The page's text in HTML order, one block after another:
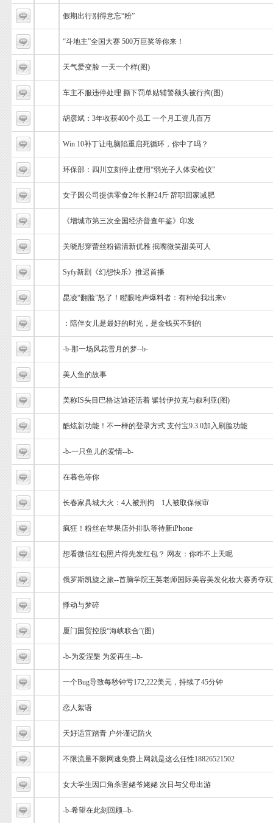
假期出行别得意忘“粉”
“斗地主”全国大赛 500万巨奖等你来！
天气爱变脸 一天一个样(图)
车主不服违停处理 撕下罚单贴辅警额头被行拘(图)
胡彦斌：3年收获400个员工 一个月工资几百万
Win 10补丁让电脑陷重启死循环，你中了吗？
环保部：四川立刻停止使用“弱光子人体安检仪”
女子因公司提供零食2年长胖24斤 辞职回家减肥
《增城市第三次全国经济普查年鉴》印发
关晓彤穿蕾丝粉裙清新优雅 抿嘴微笑甜美可人
Syfy新剧《幻想快乐》推迟首播
昆凌“翻脸”怒了！瞪眼呛声爆料者：有种给我出来v
：陪伴女儿是最好的时光，是金钱买不到的
-b-那一场风花雪月的梦--b-
美人鱼的故事
美称IS头目巴格达迪还活着 辗转伊拉克与叙利亚(图)
酷炫新功能！不一样的登录方式 支付宝9.3.0加入刷脸功能
-b-一只鱼儿的爱情--b-
在暮色等你
长春家具城大火：4人被刑拘 1人被取保候审
疯狂！粉丝在苹果店外排队等待新iPhone
想看微信红包照片得先发红包？ 网友：你咋不上天呢
俄罗斯凯旋之旅--首脑学院王英老师国际美容美发化妆大赛勇夺
悸动与梦碎
厦门国贸控股“海峡联合”(图)
-b-为爱涅槃 为爱再生--b-
一个Bug导致每秒钟亏172,222美元，持续了45分钟
恋人絮语
天好适宜踏青 户外谨记防火
不限流量不限网速免费上网就是这么任性18826521502
女大学生因口角杀害姥爷姥姥 次日与父母出游
-b-希望在此刻回顾--b-